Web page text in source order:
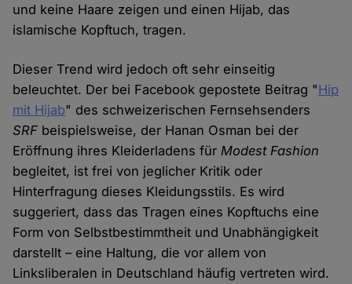
und keine Haare zeigen und einen Hijab, das
islamische Kopftuch, tragen.
Dieser Trend wird jedoch oft sehr einseitig
beleuchtet. Der bei Facebook gepostete Beitrag "Hip
mit Hijab" des schweizerischen Fernsehsenders
SRF beispielsweise, der Hanan Osman bei der
Eröffnung ihres Kleiderladens fürModest Fashion
begleitet, ist frei von jeglicher Kritik oder
Hinterfragung dieses Kleidungsstils. Es wird
suggeriert, dass das Tragen eines Kopftuchs eine
Form von Selbstbestimmtheit und Unabhängigkeit
darstellt – eine Haltung, die vor allem von
Linksliberalen in Deutschland häufig vertreten wird.